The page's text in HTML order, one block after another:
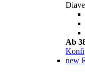
Ab
new